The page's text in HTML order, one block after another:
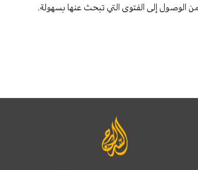
الوصول إلى الفتوى التي تبحث عنها بسهولة.